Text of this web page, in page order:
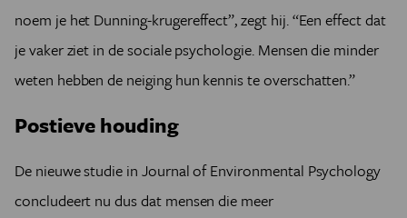
noem je het Dunning-krugereffect”, zegt hij. “Een effect dat
je vaker ziet in de sociale psychologie. Mensen die minder
weten hebben de neiging hun kennis te overschatten.”
Postieve houding
De nieuwe studie in Journal of Environmental Psychology
concludeert nu dus dat mensen die meer